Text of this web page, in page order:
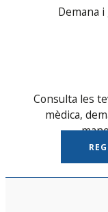
Demana
Consulta les
mèdica,